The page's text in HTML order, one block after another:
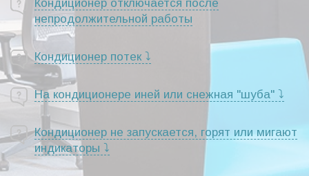
Кондиционер отключается после
непродолжительной работы
Кондиционер потек ⤵
На кондиционере иней или снежная "шуба" ⤵
Кондиционер не запускается, горят или мигают
индикаторы ⤵